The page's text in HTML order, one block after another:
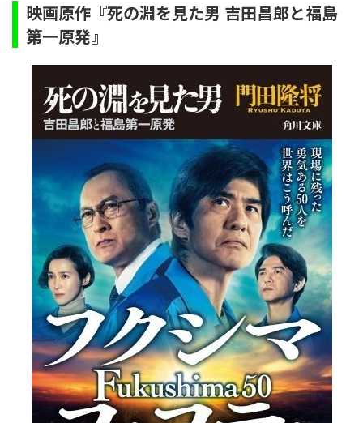
映画原作『死の淵を見た男 吉田昌郎と福島
第一原発』